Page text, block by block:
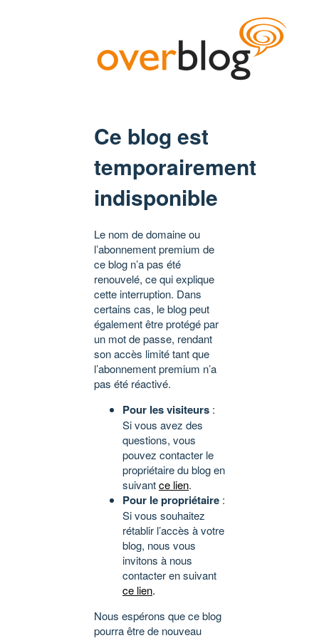
Ce blog est
temporairement
indisponible
Le nom de domaine ou
l’abonnement premium de
ce blog n’a pas été
renouvelé, ce qui explique
cette interruption. Dans
certains cas, le blog peut
également être protégé par
un mot de passe, rendant
son accès limité tant que
l’abonnement premium n’a
pas été réactivé.
Pour les visiteurs :
Si vous avez des
questions, vous
pouvez contacter le
propriétaire du blog en
suivantce lien.
Pour le propriétaire :
Si vous souhaitez
rétablir l’accès à votre
blog, nous vous
invitons à nous
contacter en suivant
ce lien.
Nous espérons que ce blog
pourra être de nouveau